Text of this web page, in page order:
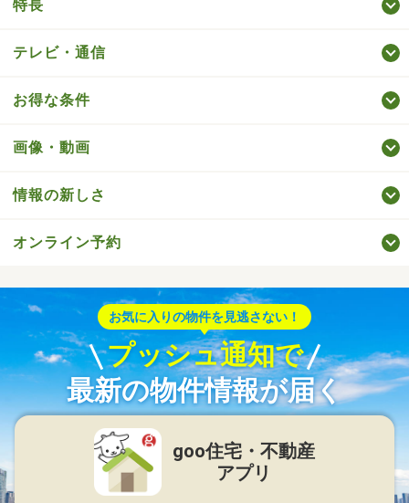
特長
テレビ・通信
お得な条件
画像・動画
情報の新しさ
オンライン予約
お気に入りの物件を見逃さない！
プッシュ通知で
最新の物件情報が届く
goo住宅・不動産
アプリ